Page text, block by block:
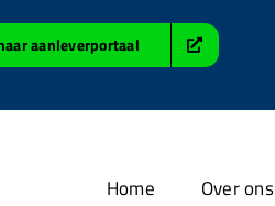
aanleverportaal
Home Over ons